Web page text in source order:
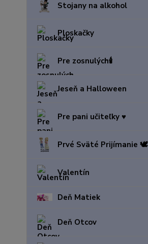
Stojany na alkohol
Ploskačky
Pre zosnulých🕯️
Jeseň a Halloween
Pre pani učiteľky ♥️
Prvé Sväté Prijímanie 🕊️
Valentín
Deň Matiek
Deň Otcov